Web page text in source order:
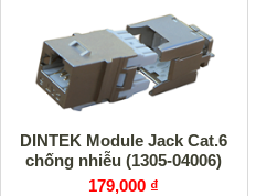
DINTEK Module Jack Cat.6
chống nhiễu (1305-04006)
179,000 ₫